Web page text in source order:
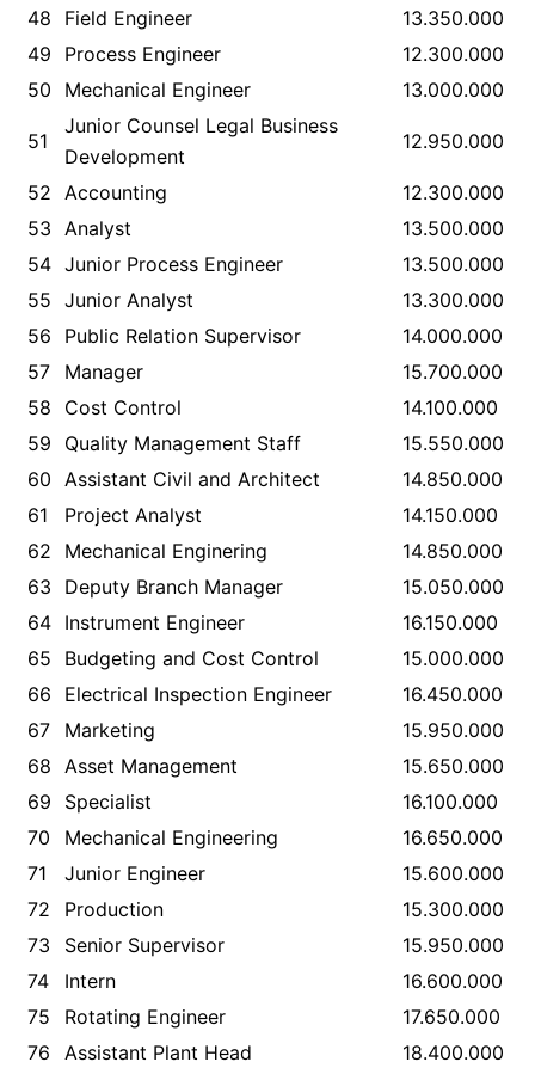
48
Field Engineer
13.350.000
49
Process Engineer
12.300.000
50
Mechanical Engineer 13.000.000
51
Junior Counsel Legal Business
Development
12.950.000
52 Accounting
12.300.000
53
Analyst
13.500.000
54 Junior Process Engineer
13.500.000
55 Junior Analyst
13.300.000
56
Public Relation Supervisor
14.000.000
57
Manager
15.700.000
58
Cost Control
14.100.000
59
Quality Management Staff
15.550.000
60
Assistant Civil and Architect
14.850.000
61
Project Analyst
14.150.000
62
Mechanical Enginering
14.850.000
63
Deputy Branch Manager
15.050.000
64 Instrument Engineer
16.150.000
65
Budgeting and Cost Control
15.000.000
66
Electrical Inspection Engineer
16.450.000
67
Marketing
15.950.000
68
Asset Management
15.650.000
69
Specialist
16.100.000
70
Mechanical Engineering
16.650.000
71
Junior Engineer
15.600.000
72
Production
15.300.000
73
Senior Supervisor
15.950.000
74
Intern
16.600.000
75
Rotating Engineer
17.650.000
76
Assistant Plant Head 18.400.000